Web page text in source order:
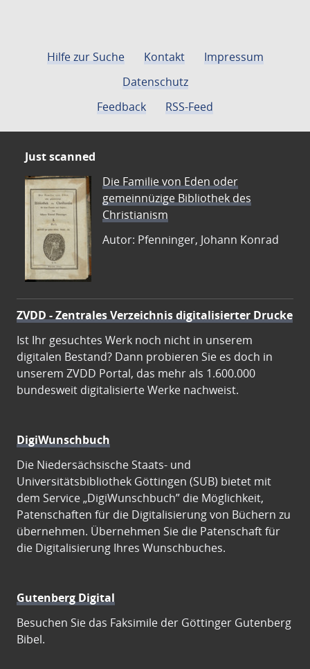
Hilfe zur Suche Kontakt
Impressum
Datenschutz
Feedback
RSS-Feed
Just scanned
Die Familie von Eden oder
gemeinnüzige Bibliothek des
Christianism
Autor: Pfenninger, Johann Konrad
ZVDD - Zentrales Verzeichnis digitalisierter Drucke
Ist Ihr gesuchtes Werk noch nicht in unserem
digitalen Bestand? Dann probieren Sie es doch in
unserem ZVDD Portal, das mehr als 1.600.000
bundesweit digitalisierte Werke nachweist.
DigiWunschbuch
Die Niedersächsische Staats- und
Universitätsbibliothek Göttingen (SUB) bietet mit
dem Service „DigiWunschbuch” die Möglichkeit,
Patenschaften für die Digitalisierung von Büchern zu
übernehmen. Übernehmen Sie die Patenschaft für
die Digitalisierung Ihres Wunschbuches.
Gutenberg Digital
Besuchen Sie das Faksimile der Göttinger Gutenberg
Bibel.